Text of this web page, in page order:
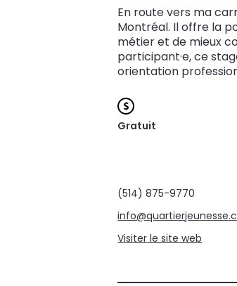
En route vers ma
Montréal. Il offre la
métier et de mieux
participant·e, ce
orientation
Gratuit
(514) 875-9770
Visiter le site web